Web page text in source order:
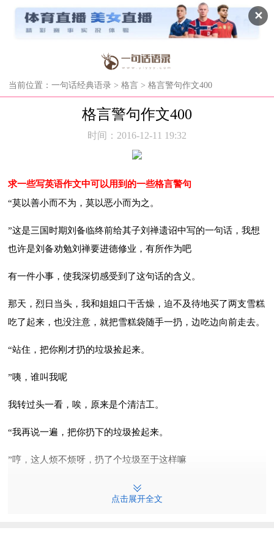
✕
当前位置： 一句话经典语录 > 格言 > 格言警句作文400
格言警句作文400
时间：2016-12-11 19:32
求一些写英语作文中可以用到的一些格言警句
“莫以善小而不为，莫以恶小而为之。
”这是三国时期刘备临终前给其子刘禅遗诏中写的一句话，我想
也许是刘备劝勉刘禅要进德修业，有所作为吧
有一件小事，使我深切感受到了这句话的含义。
那天，烈日当头，我和姐姐口干舌燥，迫不及待地买了两支雪糕
吃了起来，也没注意，就把雪糕袋随手一扔，边吃边向前走去。
“站住，把你刚才扔的垃圾捡起来。
”咦，谁叫我呢
我转过头一看，唉，原来是个清洁工。
“我再说一遍，把你扔下的垃圾捡起来。
”哼，这人烦不烦呀，扔了个垃圾至于这样嘛
于是我转过头，理直气状和老清洁工顶起嘴来。
点击展开全文